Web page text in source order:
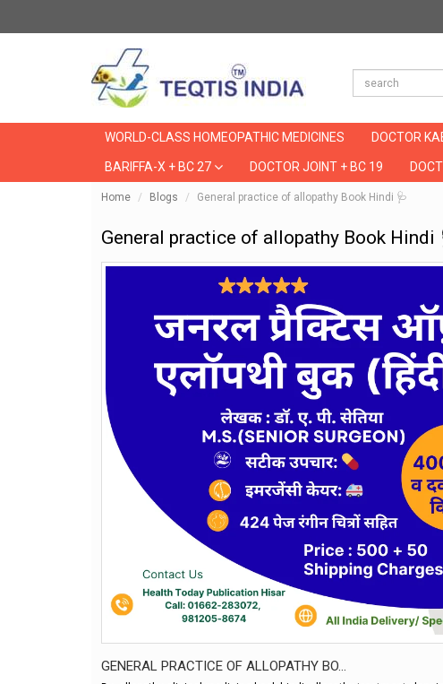
WORLD-CLASS HOMEOPATHIC MEDICINES DOCTOR
BARIFFA-X + BC 27 DOCTOR JOINT + BC 19
Home Blogs General practice of allopathy Book Hindi 🩺
General practice of allopathy Book Hindi
GENERAL PRACTICE OF ALLOPATHY BO...